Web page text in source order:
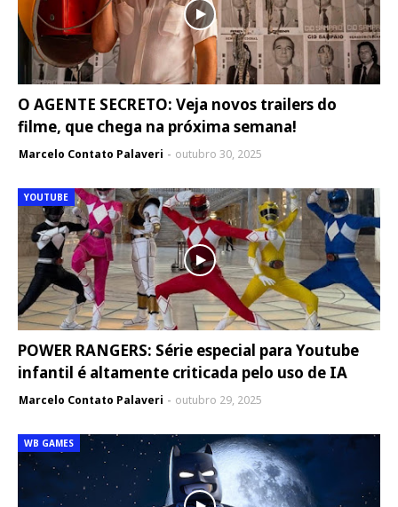
O AGENTE SECRETO: Veja novos trailers do
filme, que chega na próxima semana!
Marcelo Contato Palaveri outubro 30, 2025
YOUTUBE
POWER RANGERS: Série especial para Youtube
infantil é altamente criticada pelo uso de IA
Marcelo Contato Palaveri outubro 29, 2025
WB GAMES